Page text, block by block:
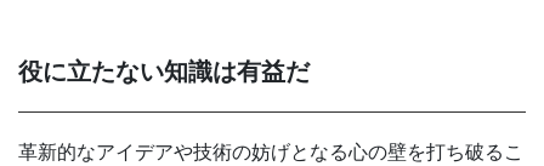
役に立たない知識は有益だ
革新的なアイデアや技術の妨げとなる心の壁を打ち破るこ